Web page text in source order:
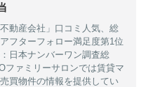
動産会社」口コミ人気、総
フターフォロー満足度第1位
：日本ナンバーワン調査総
ファミリーサロンでは賃貸マ
買物件の情報を提供してい